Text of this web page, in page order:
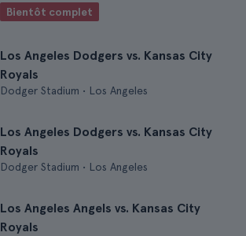
Bientôt complet
Los Angeles Dodgers vs. Kansas City
Royals
Dodger Stadium • Los Angeles
Los Angeles Dodgers vs. Kansas City
Royals
Dodger Stadium • Los Angeles
Los Angeles Angels vs. Kansas City
Royals